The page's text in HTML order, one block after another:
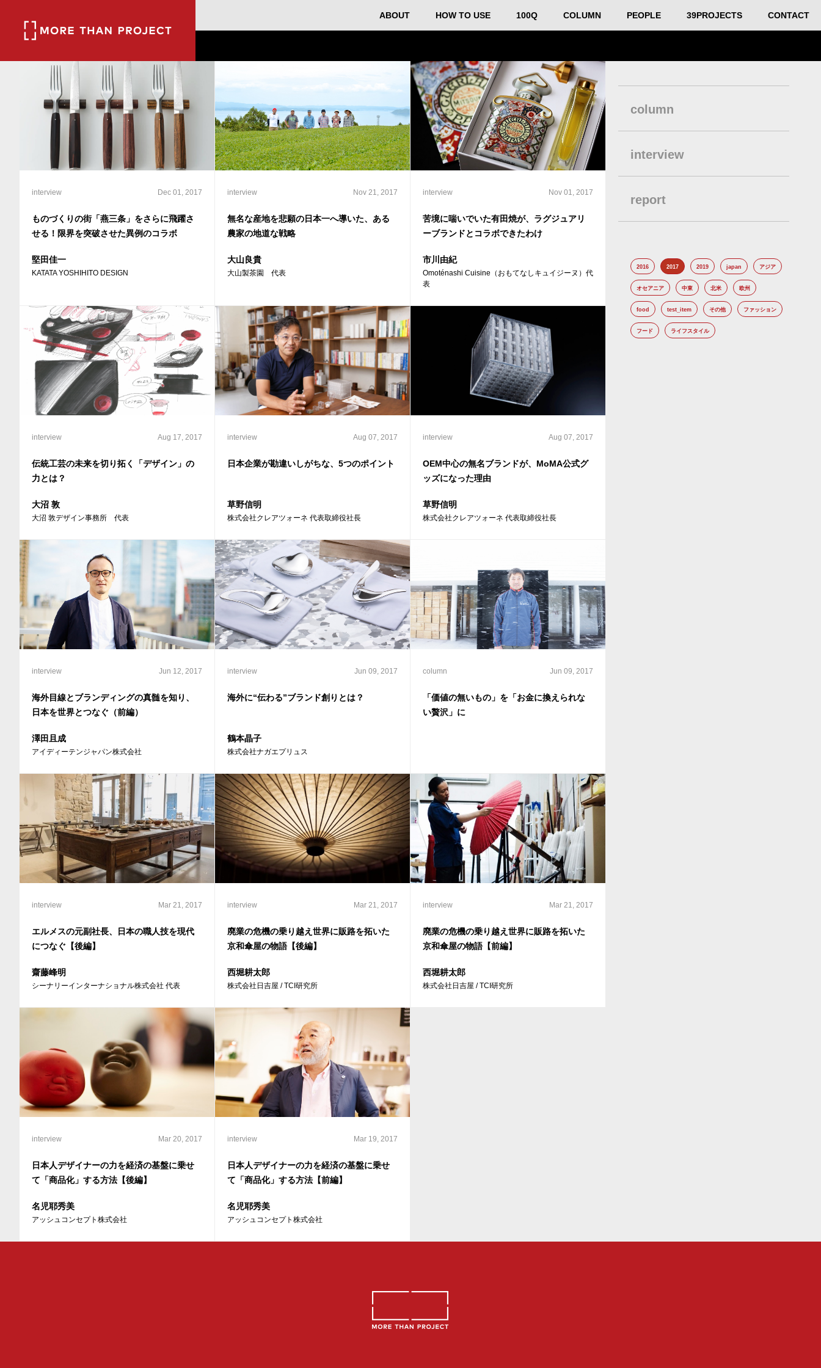
ABOUT HOW TO USE 100Q COLUMN PEOPLE 39PROJECTS CONTACT
column
interview
report
2016 2017 2019 japan アジア
オセアニア 中東 北米 欧州
food test_item その他 ファッション
フード ライフスタイル
interview Dec 01, 2017
ものづくりの街「燕三条」をさらに飛躍さ
せる！限界を突破させた異例のコラボ
堅田佳一
KATATA YOSHIHITO DESIGN
interview Nov 21, 2017
無名な産地を悲願の日本一へ導いた、ある
農家の地道な戦略
大山良貴
大山製茶園 代表
interview Nov 01, 2017
苦境に喘いでいた有田焼が、ラグジュアリ
ーブランドとコラボできたわけ
市川由紀
Omoténashi Cuisine（おもてなしキュイジーヌ）代
表
interview Aug 17, 2017
伝統工芸の未来を切り拓く「デザイン」の
力とは？
大沼 敦
大沼 敦デザイン事務所 代表
interview Aug 07, 2017
日本企業が勘違いしがちな、5つのポイント
草野信明
株式会社クレアツォーネ 代表取締役社長
interview Aug 07, 2017
OEM中心の無名ブランドが、MoMA公式グ
ッズになった理由
草野信明
株式会社クレアツォーネ 代表取締役社長
interview Jun 12, 2017
海外目線とブランディングの真髄を知り、
日本を世界とつなぐ（前編）
澤田且成
アイディーテンジャパン株式会社
interview Jun 09, 2017
海外に“伝わる”ブランド創りとは？
鶴本晶子
株式会社ナガエプリュス
column Jun 09, 2017
「価値の無いもの」を「お金に換えられな
い贅沢」に
interview Mar 21, 2017
エルメスの元副社長、日本の職人技を現代
につなぐ【後編】
齋藤峰明
シーナリーインターナショナル株式会社 代表
interview Mar 21, 2017
廃業の危機の乗り越え世界に販路を拓いた
京和傘屋の物語【後編】
西堀耕太郎
株式会社日吉屋 / TCI研究所
interview Mar 21, 2017
廃業の危機の乗り越え世界に販路を拓いた
京和傘屋の物語【前編】
西堀耕太郎
株式会社日吉屋 / TCI研究所
interview Mar 20, 2017
日本人デザイナーの力を経済の基盤に乗せ
て「商品化」する方法【後編】
名児耶秀美
アッシュコンセプト株式会社
interview Mar 19, 2017
日本人デザイナーの力を経済の基盤に乗せ
て「商品化」する方法【前編】
名児耶秀美
アッシュコンセプト株式会社